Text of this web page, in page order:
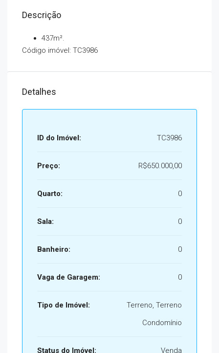
Descrição
437m².
Código imóvel: TC3986
Detalhes
ID do Imóvel: TC3986
Preço: R$650.000,00
Quarto: 0
Sala: 0
Banheiro: 0
Vaga de Garagem: 0
Tipo de Imóvel:
Terreno, Terreno
Condomínio
Status do Imóvel: Venda